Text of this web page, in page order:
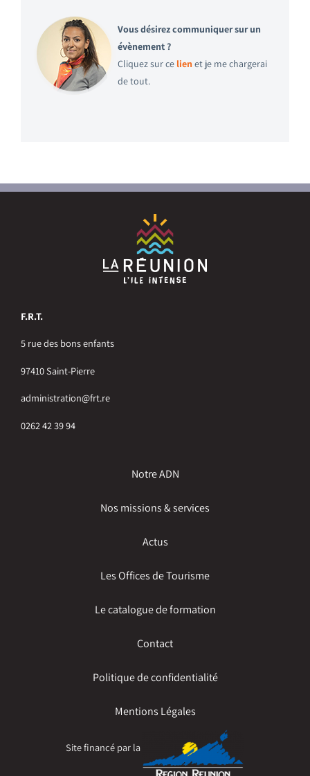
Vous désirez communiquer sur un
évènement ?
Cliquez sur ce lien et je me chargerai
de tout.
F.R.T.
5 rue des bons enfants
97410 Saint-Pierre
administration@frt.re
0262 42 39 94
Notre ADN
Nos missions & services
Actus
Les Offices de Tourisme
Le catalogue de formation
Contact
Politique de confidentialité
Mentions Légales
Site financé par la